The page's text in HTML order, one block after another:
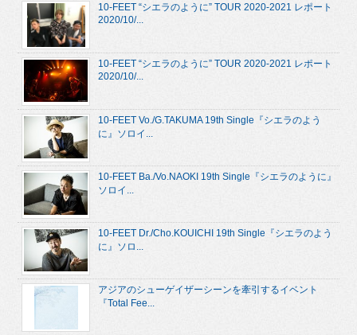
10-FEET “シエラのように” TOUR 2020-2021 レポート
2020/10/...
10-FEET “シエラのように” TOUR 2020-2021 レポート
2020/10/...
10-FEET Vo./G.TAKUMA 19th Single『シエラのよう
に』ソロイ...
10-FEET Ba./Vo.NAOKI 19th Single『シエラのように』
ソロイ...
10-FEET Dr./Cho.KOUICHI 19th Single『シエラのよう
に』ソロ...
アジアのシューゲイザーシーンを牽引するイベント
『Total Fee...